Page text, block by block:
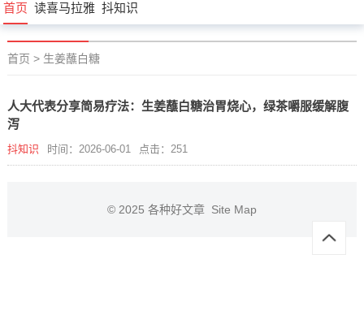
首页 读喜马拉雅 抖知识
首页 > 生姜蘸白糖
人大代表分享简易疗法：生姜蘸白糖治胃烧心，绿茶嚼服缓解腹
泻
抖知识 时间：2026-06-01 点击：251
© 2025 各种好文章 Site Map